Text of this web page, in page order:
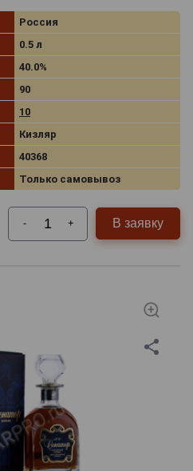
Россия
0.5 л
40.0%
90
10
Кизляр
40368
Только самовывоз
- + В заявку